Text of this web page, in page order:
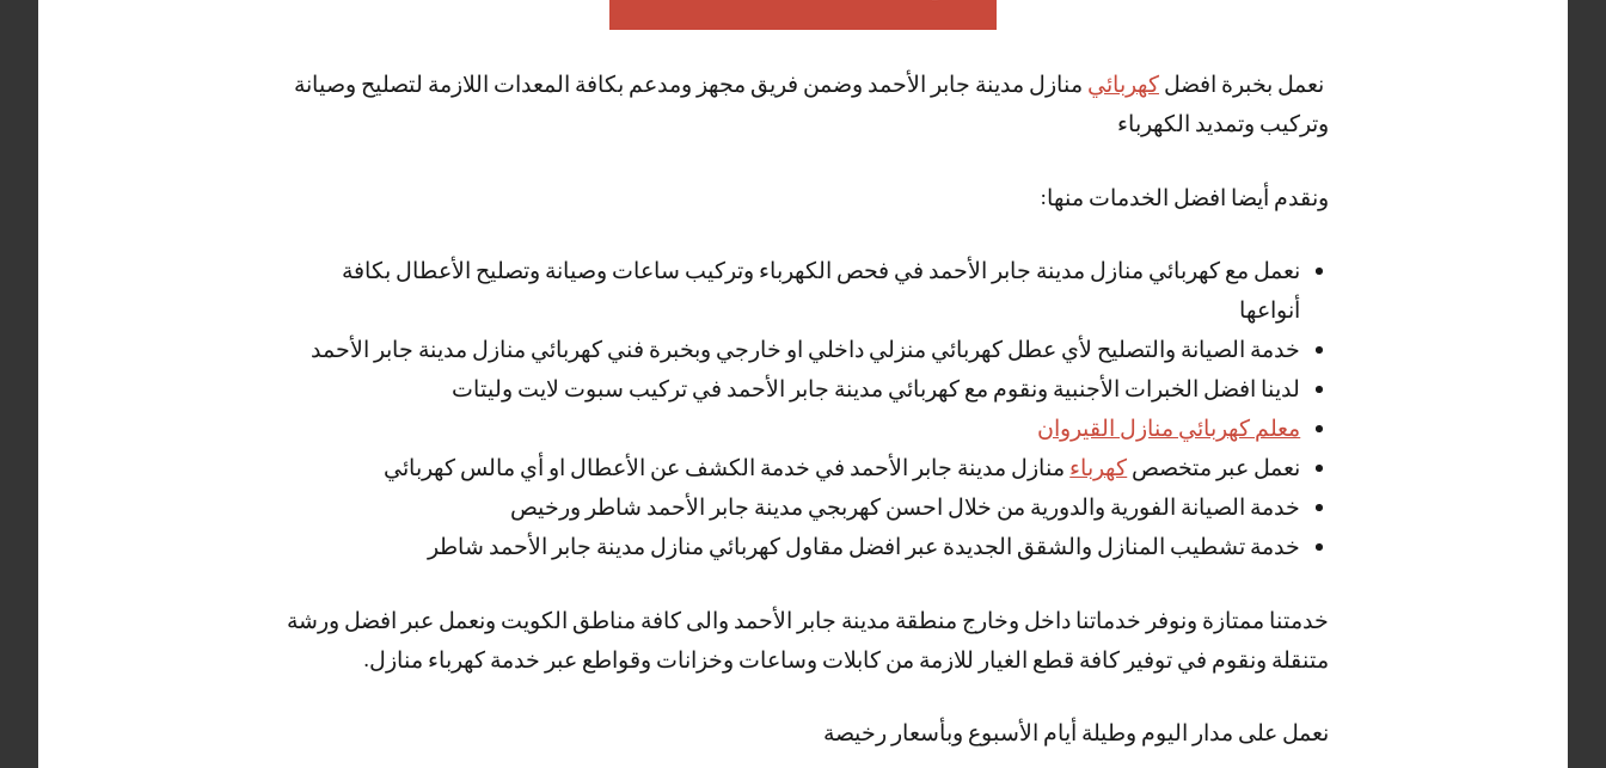
نعمل بخبرة افضل كهربائي منازل مدينة جابر الأحمد وضمن فريق مجهز ومدعم بكافة المعدات اللازمة لتصليح وصيانة
وتركيب وتمديد الكهرباء
ونقدم أيضا افضل الخدمات منها:
نعمل مع كهربائي منازل مدينة جابر الأحمد في فحص الكهرباء وتركيب ساعات وصيانة وتصليح الأعطال بكافة
أنواعها
خدمة الصيانة والتصليح لأي عطل كهربائي منزلي داخلي او خارجي وبخبرة فني كهربائي منازل مدينة جابر الأحمد
لدينا افضل الخبرات الأجنبية ونقوم مع كهربائي مدينة جابر الأحمد في تركيب سبوت لايت وليتات
معلم كهربائي منازل القيروان
نعمل عبر متخصص كهرباء منازل مدينة جابر الأحمد في خدمة الكشف عن الأعطال او أي مالس كهربائي
خدمة الصيانة الفورية والدورية من خلال احسن كهربجي مدينة جابر الأحمد شاطر ورخيص
خدمة تشطيب المنازل والشقق الجديدة عبر افضل مقاول كهربائي منازل مدينة جابر الأحمد شاطر
خدمتنا ممتازة ونوفر خدماتنا داخل وخارج منطقة مدينة جابر الأحمد والى كافة مناطق الكويت ونعمل عبر افضل ورشة
متنقلة ونقوم في توفير كافة قطع الغيار للازمة من كابلات وساعات وخزانات وقواطع عبر خدمة كهرباء منازل.
نعمل على مدار اليوم وطيلة أيام الأسبوع وبأسعار رخيصة